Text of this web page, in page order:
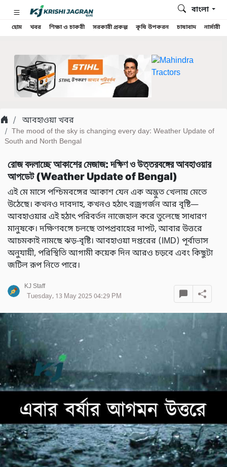
হোম খবর শিক্ষা ও চাকরী সরকারী প্রকল্প কৃষি উপকরন চাষাবাদ নার্সারী
বাংলা
আবহাওয়া খবর
The mood of the sky is changing every day: Weather Update of
South and North Bengal
রোজ বদলাচ্ছে আকাশের মেজাজ: দক্ষিণ ও উত্তরবঙ্গের আবহাওয়ার
আপডেট (Weather Update of Bengal)
এই মে মাসে পশ্চিমবঙ্গের আকাশ যেন এক অদ্ভুত খেলায় মেতে
উঠেছে। কখনও দাবদাহ, কখনও হঠাৎ বজ্রগর্জন আর বৃষ্টি—
আবহাওয়ার এই হঠাৎ পরিবর্তন নাজেহাল করে তুলেছে সাধারণ
মানুষকে। দক্ষিণবঙ্গে চলছে তাপপ্রবাহের দাপট, আবার উত্তরে
আচমকাই নামছে ঝড়-বৃষ্টি। আবহাওয়া দপ্তরের (IMD) পূর্বাভাস
অনুযায়ী, পরিস্থিতি আগামী কয়েক দিন আরও চড়বে এবং কিছুটা
জটিল রূপ নিতে পারে।
KJ Staff
Tuesday, 13 May 2025 04:29 PM